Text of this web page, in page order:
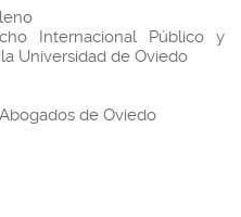
Internacional Público y
Universidad de Oviedo
de Oviedo